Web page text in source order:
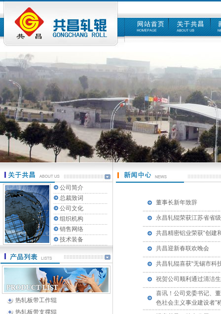
公司简介
总裁致词
公司文化
组织机构
销售网络
技术装备
热轧板带工作辊
热轧板带支撑辊
董事长新年致辞
永昌轧辊荣获江苏省省
共昌精密铝业荣获“创建
共昌迎新春联欢晚会
共昌轧辊喜获“无锡市科
祝贺公司顺利通过清洁
喜讯！公司党委书记、
色社会主义事业建设者”